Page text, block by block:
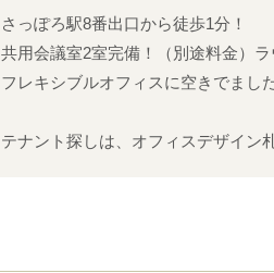
さっぽろ駅8番出口から徒歩1分！
共用会議室2室完備！（別途料金）
フレキシブルオフィスに空きでまし
テナント探しは、オフィスデザイン